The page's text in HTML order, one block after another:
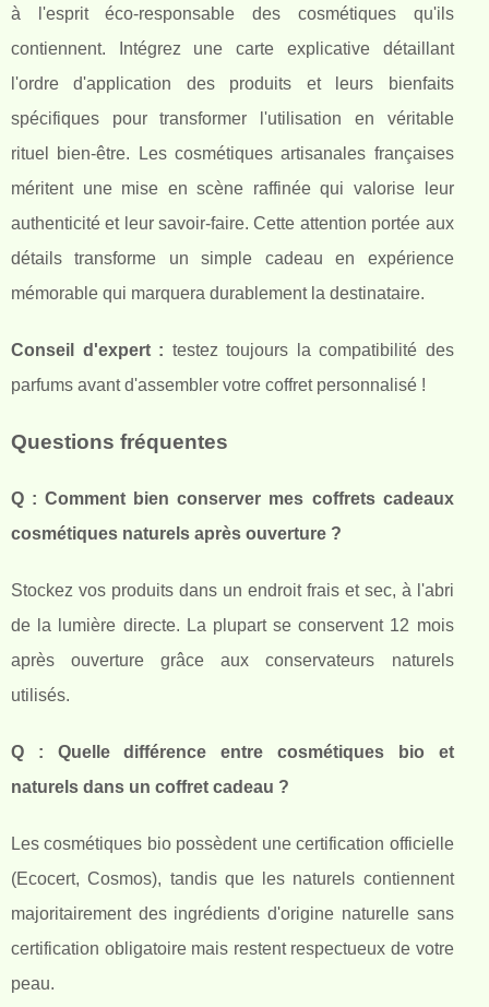
à l'esprit éco-responsable des cosmétiques qu'ils
contiennent. Intégrez une carte explicative détaillant
l'ordre d'application des produits et leurs bienfaits
spécifiques pour transformer l'utilisation en véritable
rituel bien-être. Les cosmétiques artisanales françaises
méritent une mise en scène raffinée qui valorise leur
authenticité et leur savoir-faire. Cette attention portée aux
détails transforme un simple cadeau en expérience
mémorable qui marquera durablement la destinataire.
Conseil d'expert : testez toujours la compatibilité des
parfums avant d'assembler votre coffret personnalisé !
Questions fréquentes
Q : Comment bien conserver mes coffrets cadeaux
cosmétiques naturels après ouverture ?
Stockez vos produits dans un endroit frais et sec, à l'abri
de la lumière directe. La plupart se conservent 12 mois
après ouverture grâce aux conservateurs naturels
utilisés.
Q : Quelle différence entre cosmétiques bio et
naturels dans un coffret cadeau ?
Les cosmétiques bio possèdent une certification officielle
(Ecocert, Cosmos), tandis que les naturels contiennent
majoritairement des ingrédients d'origine naturelle sans
certification obligatoire mais restent respectueux de votre
peau.